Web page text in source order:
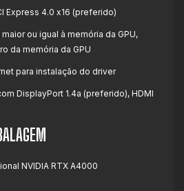
Express 4.0 x16 (preferido)
ou igual à memória da GPU,
da memória da GPU
para instalação do driver
DisplayPort 1.4a (preferido), HDMI
NVIDIA RTX A4000